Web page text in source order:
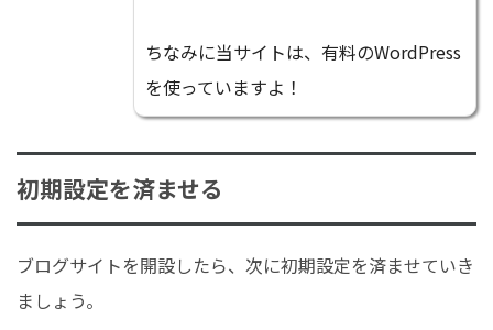
ちなみに当サイトは、有料のWordPress
を使っていますよ！
初期設定を済ませる
ブログサイトを開設したら、次に初期設定を済ませていき
ましょう。